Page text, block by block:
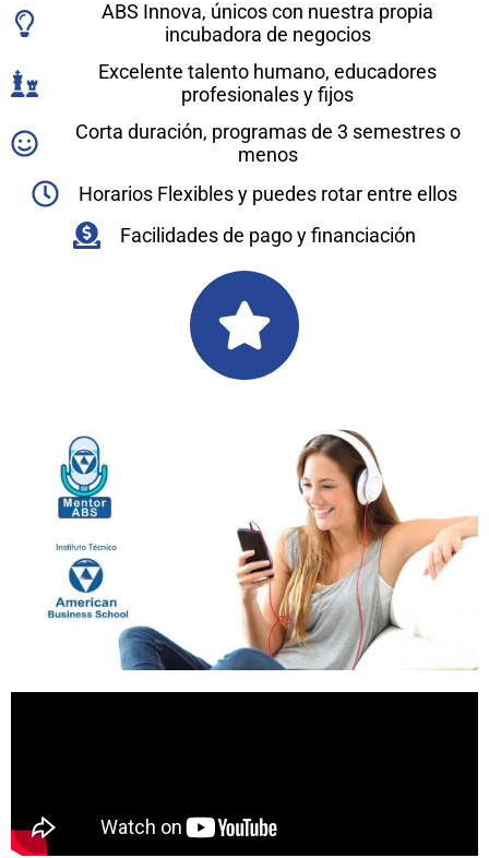
ABS Innova, únicos con nuestra propia
incubadora de negocios
Excelente talento humano, educadores
profesionales y fijos
Corta duración, programas de 3 semestres o
menos
Horarios Flexibles y puedes rotar entre ellos
Facilidades de pago y financiación